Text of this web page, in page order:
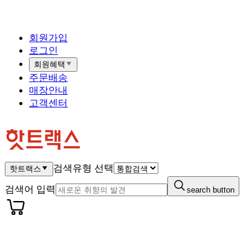
회원가입
로그인
회원혜택
주문배송
매장안내
고객센터
핫트랙스 검색유형 선택
검색어 입력 search button